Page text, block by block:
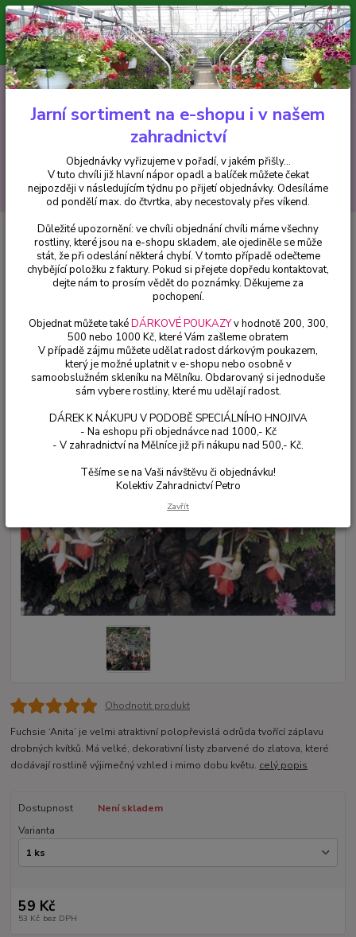
Minimální hodnota pro odeslání z e-shopu je 300 Kč.
V tuto chvíli již hlavní nápor objednávek opadl a balíček můžete čekat
nejpozději v následujícím týdnu po přijetí objednávky. Objednávky
vyřizujeme v pořadí, v jakém přišly...
CZK
Hledat
+420 602 223 614 0ks
za0 Kč
Fuchsie Anita Fuchsie - 1 ks
Anita Fuchsie - 1 ks
Ohodnotit produkt
Fuchsie ‘Anita’ je velmi atraktivní polopřevislá odrůda tvořící záplavu
drobných kvítků. Má velké, dekorativní listy zbarvené do zlatova, které
dodávají rostlině výjimečný vzhled i mimo dobu květu. celý popis
Dostupnost
Není skladem
Varianta
59 Kč
53 Kč bez DPH
Jarní sortiment na e-shopu i v našem
zahradnictví
Objednávky vyřizujeme v pořadí, v jakém přišly...
V tuto chvíli již hlavní nápor opadl a balíček můžete čekat
nejpozději v následujícím týdnu po přijetí objednávky. Odesíláme
od pondělí max. do čtvrtka, aby necestovaly přes víkend.
Důležité upozornění: ve chvíli objednání chvíli máme všechny
rostliny, které jsou na e-shopu skladem, ale ojediněle se může
stát, že při odeslání některá chybí. V tomto případě odečteme
chybějící položku z faktury. Pokud si přejete dopředu kontaktovat,
dejte nám to prosím vědět do poznámky. Děkujeme za
pochopení.
Objednat můžete takéDÁRKOVÉ POUKAZYv hodnotě 200, 300,
500 nebo 1000 Kč, které Vám zašleme obratem
V případě zájmu můžete udělat radost dárkovým poukazem,
který je možné uplatnit v e-shopu nebo osobně v
samoobslužném skleníku na Mělníku. Obdarovaný si jednoduše
sám vybere rostliny, které mu udělají radost.
DÁREK K NÁKUPU V PODOBĚ SPECIÁLNÍHO HNOJIVA
- Na eshopu při objednávce nad 1000,- Kč
- V zahradnictví na Mělníce již při nákupu nad 500,- Kč.
Těšíme se na Vaši návštěvu či objednávku!
Kolektiv Zahradnictví Petro
Zavřít